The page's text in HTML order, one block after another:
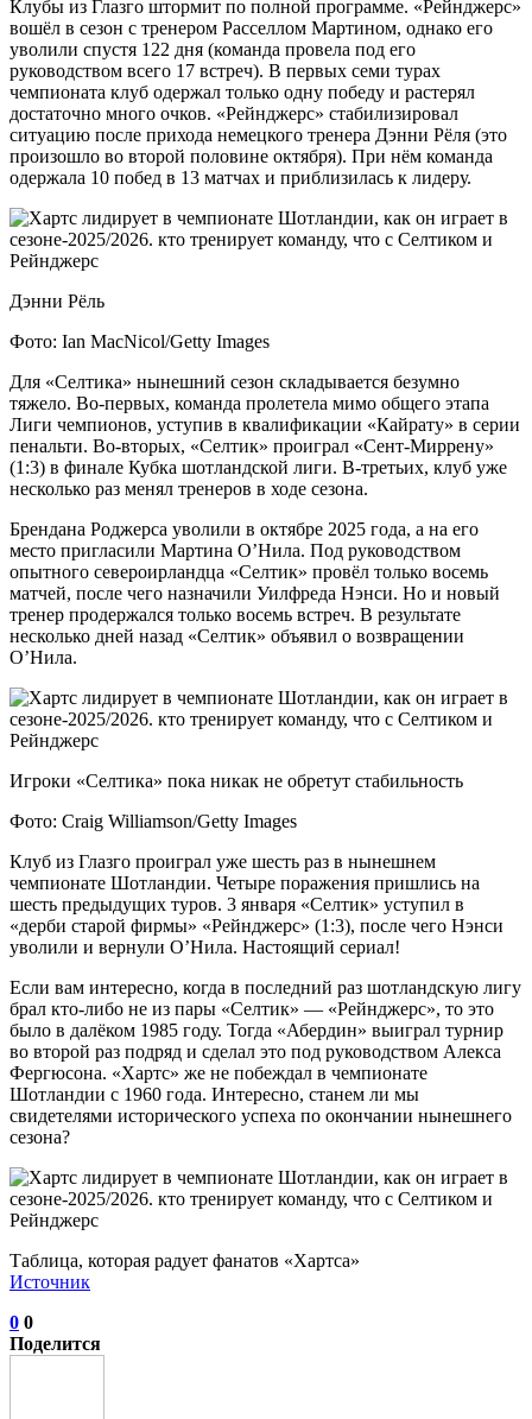
Клубы из Глазго штормит по полной программе. «Рейнджерс»
вошёл в сезон с тренером Расселлом Мартином, однако его
уволили спустя 122 дня (команда провела под его
руководством всего 17 встреч). В первых семи турах
чемпионата клуб одержал только одну победу и растерял
достаточно много очков. «Рейнджерс» стабилизировал
ситуацию после прихода немецкого тренера Дэнни Рёля (это
произошло во второй половине октября). При нём команда
одержала 10 побед в 13 матчах и приблизилась к лидеру.
Дэнни Рёль
Фото: Ian MacNicol/Getty Images
Для «Селтика» нынешний сезон складывается безумно
тяжело. Во-первых, команда пролетела мимо общего этапа
Лиги чемпионов, уступив в квалификации «Кайрату» в серии
пенальти. Во-вторых, «Селтик» проиграл «Сент-Миррену»
(1:3) в финале Кубка шотландской лиги. В-третьих, клуб уже
несколько раз менял тренеров в ходе сезона.
Брендана Роджерса уволили в октябре 2025 года, а на его
место пригласили Мартина О’Нила. Под руководством
опытного североирландца «Селтик» провёл только восемь
матчей, после чего назначили Уилфреда Нэнси. Но и новый
тренер продержался только восемь встреч. В результате
несколько дней назад «Селтик» объявил о возвращении
О’Нила.
Игроки «Селтика» пока никак не обретут стабильность
Фото: Craig Williamson/Getty Images
Клуб из Глазго проиграл уже шесть раз в нынешнем
чемпионате Шотландии. Четыре поражения пришлись на
шесть предыдущих туров. 3 января «Селтик» уступил в
«дерби старой фирмы» «Рейнджерс» (1:3), после чего Нэнси
уволили и вернули О’Нила. Настоящий сериал!
Если вам интересно, когда в последний раз шотландскую лигу
брал кто-либо не из пары «Селтик» — «Рейнджерс», то это
было в далёком 1985 году. Тогда «Абердин» выиграл турнир
во второй раз подряд и сделал это под руководством Алекса
Фергюсона. «Хартс» же не побеждал в чемпионате
Шотландии с 1960 года. Интересно, станем ли мы
свидетелями исторического успеха по окончании нынешнего
сезона?
Таблица, которая радует фанатов «Хартса»
Источник
0 0
Поделится